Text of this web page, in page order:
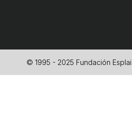
© 1995 - 2025 Fundación Esplai